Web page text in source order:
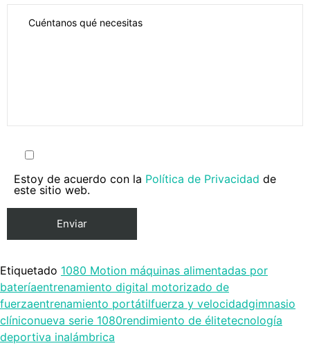
Estoy de acuerdo con la Política de Privacidad de
este sitio web.
Etiquetado 1080 Motion máquinas alimentadas por
bateríaentrenamiento digital motorizado de
fuerzaentrenamiento portátilfuerza y velocidadgimnasio
clíniconueva serie 1080rendimiento de élitetecnología
deportiva inalámbrica